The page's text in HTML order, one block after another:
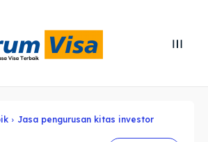
destinations
destinations
Jasa pengurusan kitas investor